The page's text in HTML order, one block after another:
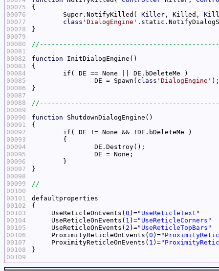
00075
00076
00077
00078
00079
00080
00081
00082
00083
00084
00085
00086
00087
00088
00089
00090
00091
00092
00093
00094
00095
00096
00097
00098
00099
00100
00101
00102
00103
00104
00105
00106
00107
00108
00109
	Super.NotifyKilled(
Killer , Killed,
class 'DialogEngine'
function
		DE = Spawn(
class 'DialogEngine'
function
     UseReticleOnEvents(
0 )="UseReticleText"
     UseReticleOnEvents(
1 )="UseReticleCorners"
     UseReticleOnEvents(
2 )="UseReticleTopBars"
     ProximityReticleOnEvents(
0 )=
     ProximityReticleOnEvents(
1 )=